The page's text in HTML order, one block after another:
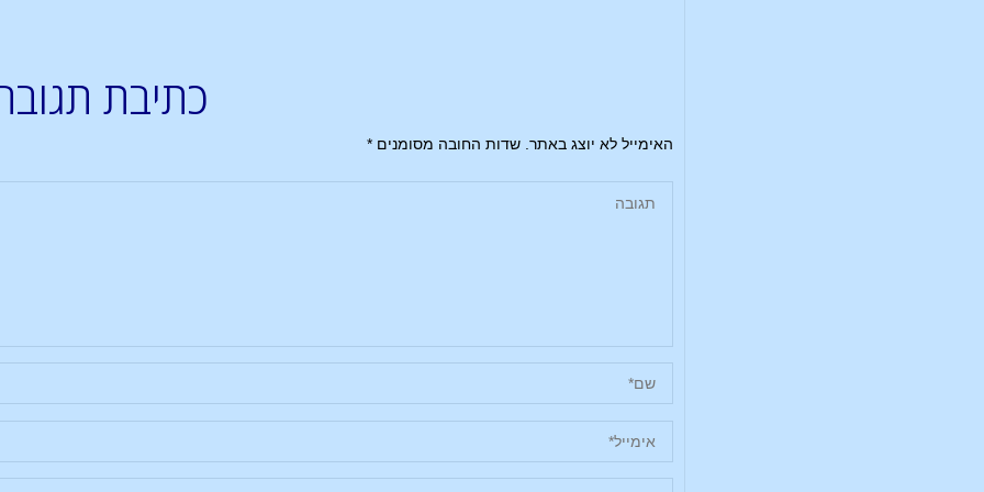
כתיבת
האימייל לא יוצג באתר. שדות החובה מסומנים*